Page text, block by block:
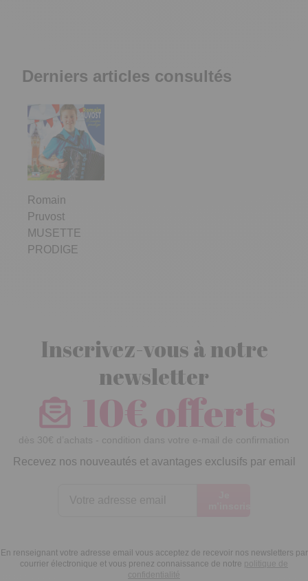
Derniers articles consultés
Romain
Pruvost
MUSETTE
PRODIGE
Inscrivez-vous à notre
newsletter
10€ offerts
dès 30€ d’achats - condition dans votre e-mail de confirmation
Recevez nos nouveautés et avantages exclusifs par email
En renseignant votre adresse email vous acceptez de recevoir nos newsletters par
courrier électronique et vous prenez connaissance de notre politique de
confidentialité